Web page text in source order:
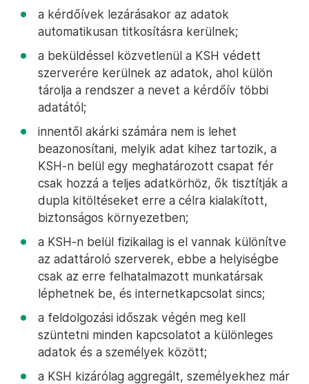
a kérdőívek lezárásakor az adatok
automatikusan titkosításra kerülnek;
a beküldéssel közvetlenül a KSH védett
szerverére kerülnek az adatok, ahol külön
tárolja a rendszer a nevet a kérdőív többi
adatától;
innentől akárki számára nem is lehet
beazonosítani, melyik adat kihez tartozik, a
KSH-n belül egy meghatározott csapat fér
csak hozzá a teljes adatkörhöz, ők tisztítják a
dupla kitöltéseket erre a célra kialakított,
biztonságos környezetben;
a KSH-n belül fizikailag is el vannak különítve
az adattároló szerverek, ebbe a helyiségbe
csak az erre felhatalmazott munkatársak
léphetnek be, és internetkapcsolat sincs;
a feldolgozási időszak végén meg kell
szüntetni minden kapcsolatot a különleges
adatok és a személyek között;
a KSH kizárólag aggregált, személyekhez már